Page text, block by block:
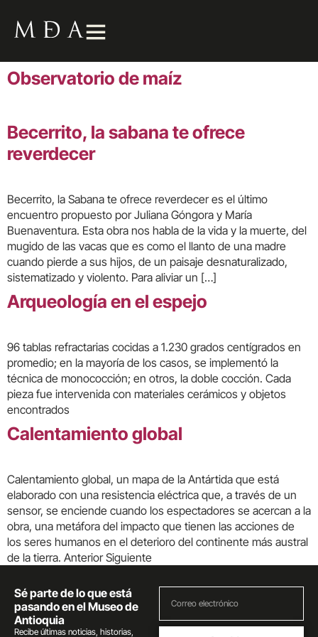
Observatorio de maíz
Becerrito, la sabana te ofrece
reverdecer
Becerrito, la Sabana te ofrece reverdecer es el último
encuentro propuesto por Juliana Góngora y María
Buenaventura. Esta obra nos habla de la vida y la muerte, del
mugido de las vacas que es como el llanto de una madre
cuando pierde a sus hijos, de un paisaje desnaturalizado,
sistematizado y violento. Para aliviar un […]
Arqueología en el espejo
96 tablas refractarias cocidas a 1.230 grados centígrados en
promedio; en la mayoría de los casos, se implementó la
técnica de monococción; en otros, la doble cocción. Cada
pieza fue intervenida con materiales cerámicos y objetos
encontrados
Calentamiento global
Calentamiento global, un mapa de la Antártida que está
elaborado con una resistencia eléctrica que, a través de un
sensor, se enciende cuando los espectadores se acercan a la
obra, una metáfora del impacto que tienen las acciones de
los seres humanos en el deterioro del continente más austral
de la tierra. Anterior Siguiente
Sé parte de lo que está
pasando en el Museo de
Antioquia
Recibe últimas noticias, historias,